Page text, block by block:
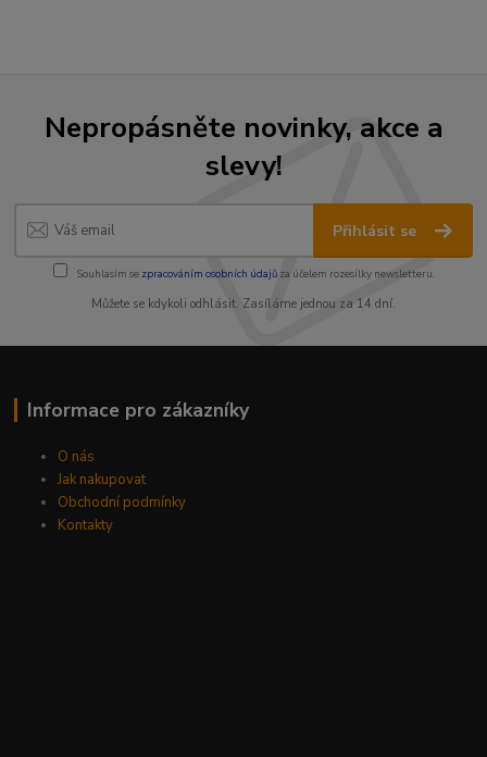
Nepropásněte novinky, akce a
slevy!
Přihlásit se
Souhlasím se zpracováním osobních údajůza účelem rozesílky newsletteru.
Můžete se kdykoli odhlásit. Zasíláme jednou za 14 dní.
Informace pro zákazníky
O nás
Jak nakupovat
Obchodní podmínky
Kontakty